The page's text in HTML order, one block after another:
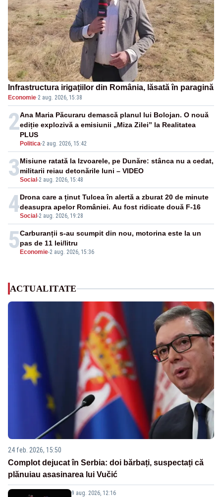
Infrastructura irigațiilor din România, lăsată în paragină
Economie·2 aug. 2026, 15:38
2
Politica-2 aug. 2026, 15:42
Ana Maria Păcuraru demască planul lui Bolojan. O nouă
ediție explozivă a emisiunii „Miza Zilei” la Realitatea
PLUS
3Social -2 aug. 2026, 15:48
Misiune ratată la Izvoarele, pe Dunăre: stânca nu a cedat,
militarii reiau detonările luni – VIDEO
4Social -2 aug. 2026, 19:28
Drona care a ținut Tulcea în alertă a zburat 20 de minute
deasupra apelor României. Au fost ridicate două F-16
5 Economie-2 aug. 2026, 15:36
Carburanții s-au scumpit din nou, motorina este la un
pas de 11 lei/litru
ACTUALITATE
24 feb. 2026, 15:50
Complot dejucat în Serbia: doi bărbați, suspectați că
plănuiau asasinarea lui Vučić
9 aug. 2026, 12:16